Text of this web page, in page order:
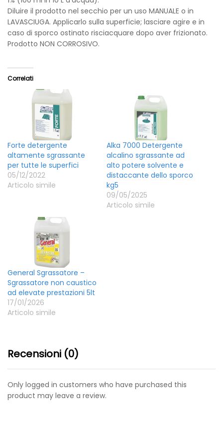
Diluire il prodotto nel secchio per un uso MANUALE o in
LAVASCIUGA. Applicarlo sulla superficie; lasciare agire e in
caso di sporco ostinato risciacquare dopo aver frizionato.
Prodotto NON CORROSIVO.
Correlati
Forte detergente
altamente sgrassante
per tutte le superfici
05/12/2022
Articolo simile
Alka 7000 Detergente
alcalino sgrassante ad
alto potere solvente e
distaccante dello sporco
kg5
09/05/2025
Articolo simile
General Sgrassatore –
Sgrassatore non caustico
ad elevate prestazioni 5lt
17/01/2026
Articolo simile
Recensioni (0)
Only logged in customers who have purchased this
product may leave a review.